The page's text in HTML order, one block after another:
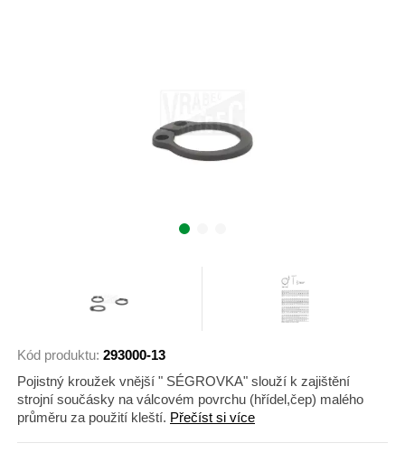
Kód produktu: 293000-13
Pojistný kroužek vnější " SÉGROVKA" slouží k zajištění
strojní součásky na válcovém povrchu (hřídel,čep) malého
průměru za použití kleští. Přečíst si více